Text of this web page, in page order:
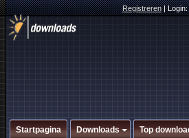
Registreren|Login:
Startpagina Downloads Top